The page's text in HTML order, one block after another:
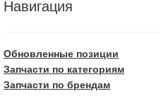
Навигация
Обновленные позиции
Запчасти по категориям
Запчасти по брендам